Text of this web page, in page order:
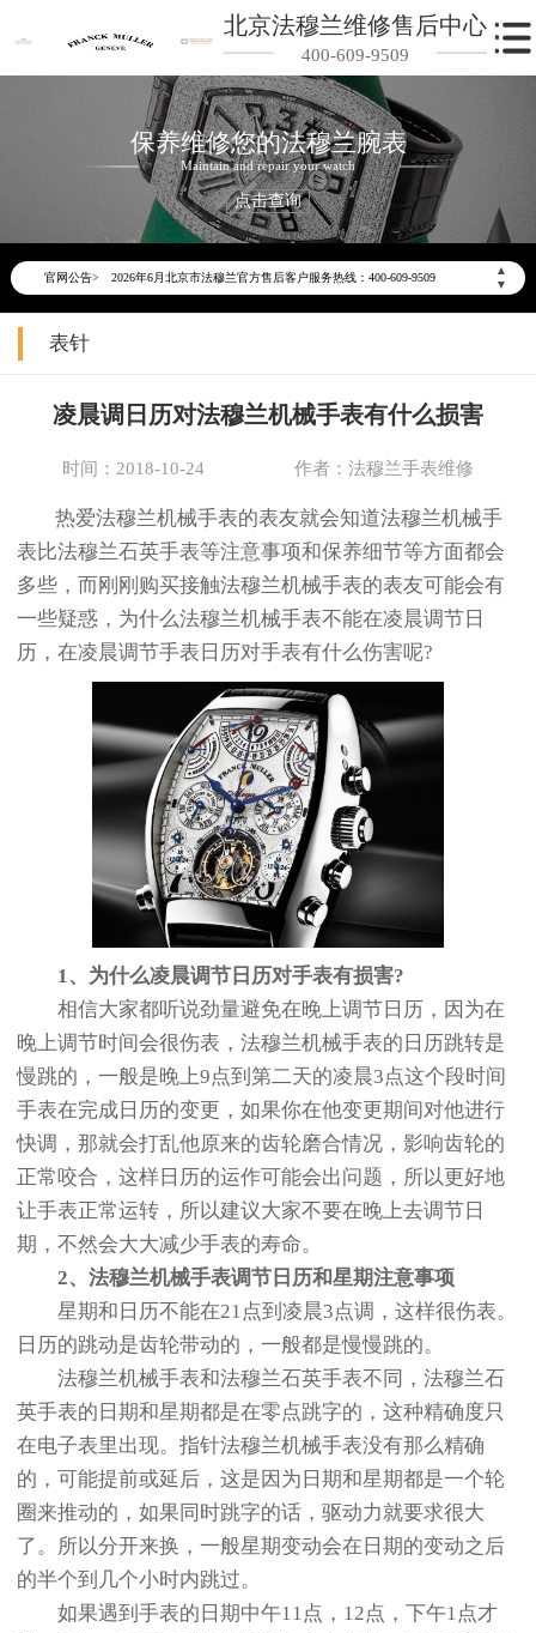
北京法穆兰维修售后中心
400-609-9509
保养维修您的法穆兰腕表
Maintain and repair your watch
点击查询
官网公告>
▲
▼
2026年6月法穆兰北京市售后服务网络优化升级公告
2026年6月北京市法穆兰官方售后客户服务热线：400-609-9509
2026年6月法穆兰售后服务中心最新网点地址：
北京市朝阳区建国门外大街甲6号华熙国际中心D座11层1102室法穆兰售后服务中心（需提前预约）
节假日正常营业！
表针
凌晨调日历对法穆兰机械手表有什么损害
时间：2018-10-24 作者：法穆兰手表维修
热爱法穆兰机械手表的表友就会知道法穆兰机械手
表比法穆兰石英手表等注意事项和保养细节等方面都会
多些，而刚刚购买接触法穆兰机械手表的表友可能会有
一些疑惑，为什么法穆兰机械手表不能在凌晨调节日
历，在凌晨调节手表日历对手表有什么伤害呢?
1、为什么凌晨调节日历对手表有损害?
相信大家都听说劲量避免在晚上调节日历，因为在
晚上调节时间会很伤表，法穆兰机械手表的日历跳转是
慢跳的，一般是晚上9点到第二天的凌晨3点这个段时间
手表在完成日历的变更，如果你在他变更期间对他进行
快调，那就会打乱他原来的齿轮磨合情况，影响齿轮的
正常咬合，这样日历的运作可能会出问题，所以更好地
让手表正常运转，所以建议大家不要在晚上去调节日
期，不然会大大减少手表的寿命。
2、法穆兰机械手表调节日历和星期注意事项
星期和日历不能在21点到凌晨3点调，这样很伤表。
日历的跳动是齿轮带动的，一般都是慢慢跳的。
法穆兰机械手表和法穆兰石英手表不同，法穆兰石
英手表的日期和星期都是在零点跳字的，这种精确度只
在电子表里出现。指针法穆兰机械手表没有那么精确
的，可能提前或延后，这是因为日期和星期都是一个轮
圈来推动的，如果同时跳字的话，驱动力就要求很大
了。所以分开来换，一般星期变动会在日期的变动之后
的半个到几个小时内跳过。
如果遇到手表的日期中午11点，12点，下午1点才